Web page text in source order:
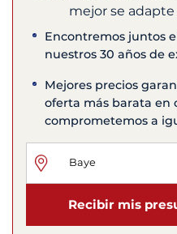
mejor se
Encontremos juntos
nuestros 30 años de
Mejores precios
oferta más barata en
comprometemos a
Recibir mis